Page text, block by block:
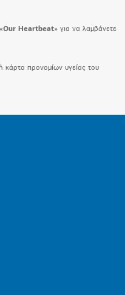
Our Heartbeat» για να λαμβάνετε
κάρτα προνομίων υγείας του